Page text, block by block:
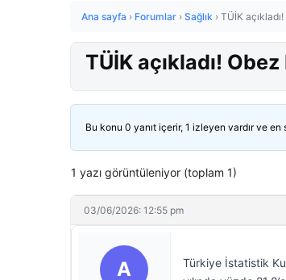
Ana sayfa › Forumlar › Sağlık › TÜİK
TÜİK açıkladı!
Bu konu 0 yanıt içerir, 1 izleyen vardır ve en
1 yazı görüntüleniyor (toplam 1)
03/06/2026: 12:55 pm
A
Türkiye İstatistik